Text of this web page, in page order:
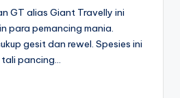
GT alias Giant Travelly ini
para pemancing mania.
gesit dan rewel. Spesies ini
tali pancing…